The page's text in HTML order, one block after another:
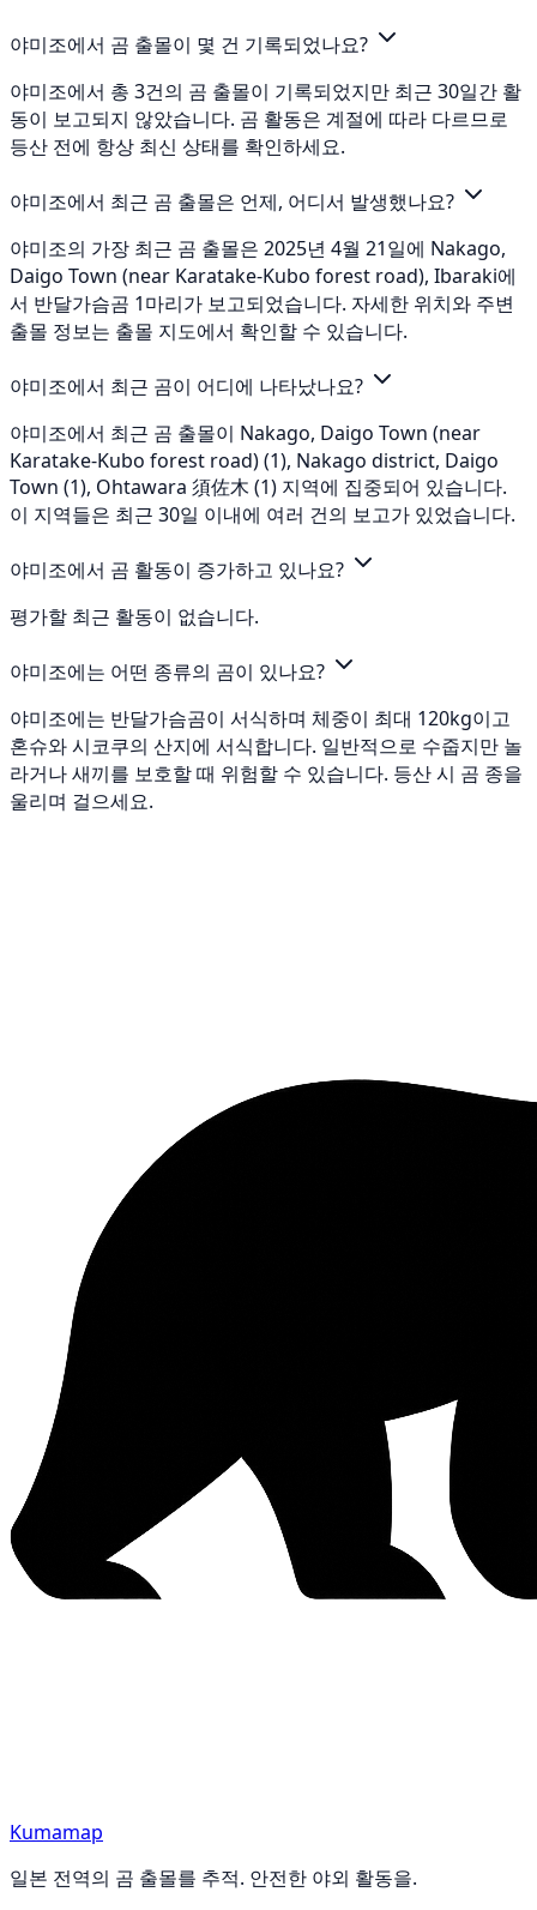
야미조에서 곰 출몰이 몇 건 기록되었나요?
야미조에서 총 3건의 곰 출몰이 기록되었지만 최근 30일간 활
동이 보고되지 않았습니다. 곰 활동은 계절에 따라 다르므로
등산 전에 항상 최신 상태를 확인하세요.
야미조에서 최근 곰 출몰은 언제, 어디서 발생했나요?
야미조의 가장 최근 곰 출몰은 2025년 4월 21일에 Nakago,
Daigo Town (near Karatake-Kubo forest road), Ibaraki에
서 반달가슴곰 1마리가 보고되었습니다. 자세한 위치와 주변
출몰 정보는 출몰 지도에서 확인할 수 있습니다.
야미조에서 최근 곰이 어디에 나타났나요?
야미조에서 최근 곰 출몰이 Nakago, Daigo Town (near
Karatake-Kubo forest road) (1), Nakago district, Daigo
Town (1), Ohtawara 須佐木 (1) 지역에 집중되어 있습니다.
이 지역들은 최근 30일 이내에 여러 건의 보고가 있었습니다.
야미조에서 곰 활동이 증가하고 있나요?
평가할 최근 활동이 없습니다.
야미조에는 어떤 종류의 곰이 있나요?
야미조에는 반달가슴곰이 서식하며 체중이 최대 120kg이고
혼슈와 시코쿠의 산지에 서식합니다. 일반적으로 수줍지만 놀
라거나 새끼를 보호할 때 위험할 수 있습니다. 등산 시 곰 종을
울리며 걸으세요.
Kumamap
일본 전역의 곰 출몰를 추적. 안전한 야외 활동을.